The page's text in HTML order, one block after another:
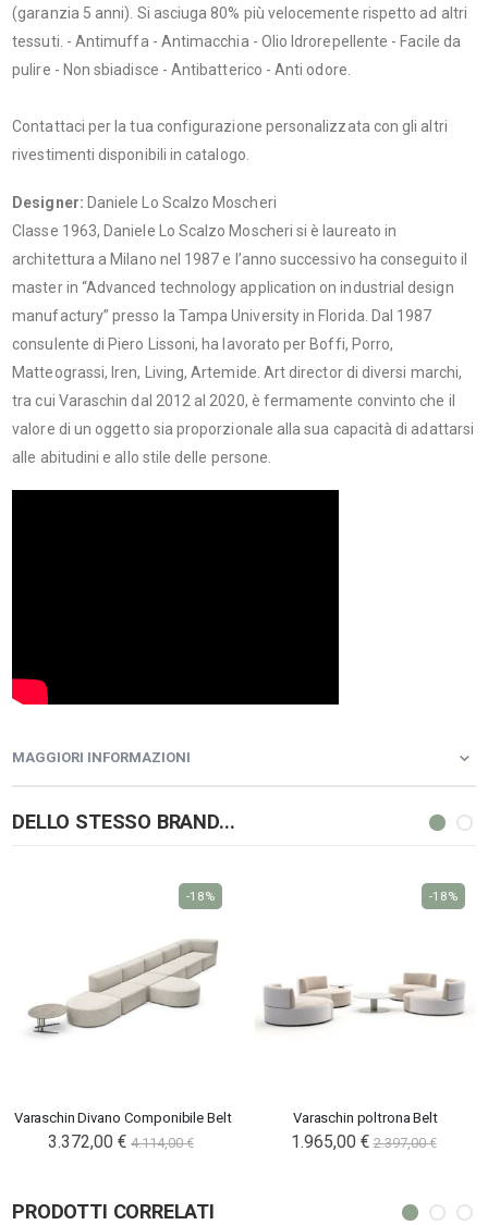
(garanzia 5 anni). Si asciuga 80% più velocemente rispetto ad altri
tessuti. - Antimuffa - Antimacchia - Olio Idrorepellente - Facile da
pulire - Non sbiadisce - Antibatterico - Anti odore.
Contattaci per la tua configurazione personalizzata con gli altri
rivestimenti disponibili in catalogo.
Designer: Daniele Lo Scalzo Moscheri
Classe 1963, Daniele Lo Scalzo Moscheri si è laureato in
architettura a Milano nel 1987 e l’anno successivo ha conseguito il
master in “Advanced technology application on industrial design
manufactury” presso la Tampa University in Florida. Dal 1987
consulente di Piero Lissoni, ha lavorato per Boffi, Porro,
Matteograssi, Iren, Living, Artemide. Art director di diversi marchi,
tra cui Varaschin dal 2012 al 2020, è fermamente convinto che il
valore di un oggetto sia proporzionale alla sua capacità di adattarsi
alle abitudini e allo stile delle persone.
MAGGIORI INFORMAZIONI
DELLO STESSO BRAND...
Varaschin Divano Componibile Belt
3.372,00 € 4.114,00 €
-18%
Varaschin poltrona Belt
1.965,00 € 2.397,00 €
-18%
PRODOTTI CORRELATI